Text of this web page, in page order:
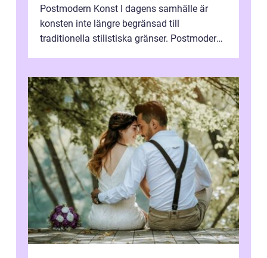
Postmodern Konst I dagens samhälle är
konsten inte längre begränsad till
traditionella stilistiska gränser. Postmodern